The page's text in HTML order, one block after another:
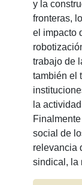
y la
fronteras,
el impacto
trabajo de
también el
la
social de
relevancia
sindical, la